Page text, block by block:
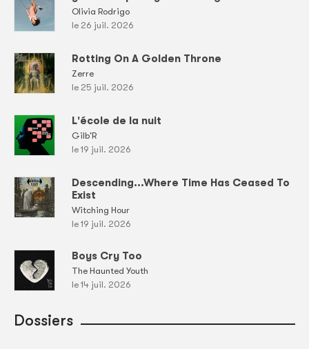
Olivia Rodrigo
le 26 juil. 2026
Rotting On A Golden Throne
Zerre
le 25 juil. 2026
L'école de la nuit
Gilb'R
le 19 juil. 2026
Descending...Where Time Has Ceased To
Exist
Witching Hour
le 19 juil. 2026
Boys Cry Too
The Haunted Youth
le 14 juil. 2026
Dossiers